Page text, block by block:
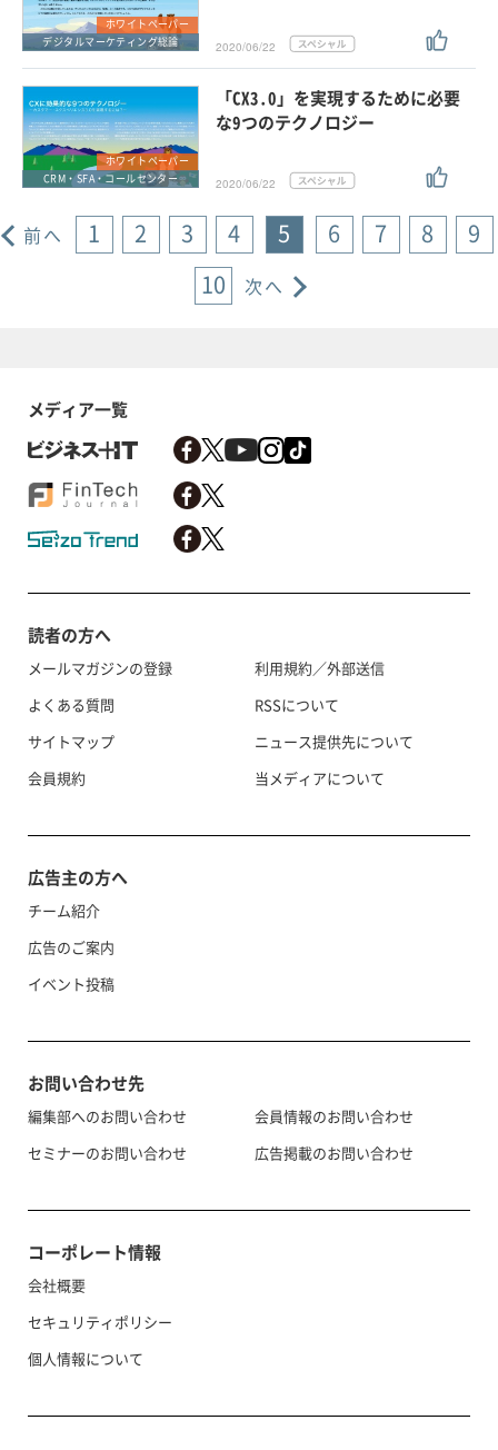
ホワイトペーパー
デジタルマーケティング総論
2020/06/22
ホワイトペーパー
CRM・SFA・コールセンター
「CX3.0」を実現するために必要
な9つのテクノロジー
2020/06/22
前へ 1 2 3 4 5 6 7 8
9
10
次へ
メディア一覧
読者の方へ
メールマガジンの登録
よくある質問
サイトマップ
会員規約
利用規約／外部送信
RSSについて
ニュース提供先について
当メディアについて
広告主の方へ
チーム紹介
広告のご案内
イベント投稿
お問い合わせ先
編集部へのお問い合わせ
セミナーのお問い合わせ
会員情報のお問い合わせ
広告掲載のお問い合わせ
コーポレート情報
会社概要
セキュリティポリシー
個人情報について